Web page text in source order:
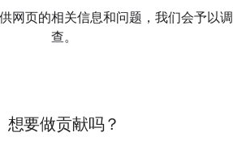
供网页的相关信息和问题，我们会予以调
查。
想要做贡献吗？